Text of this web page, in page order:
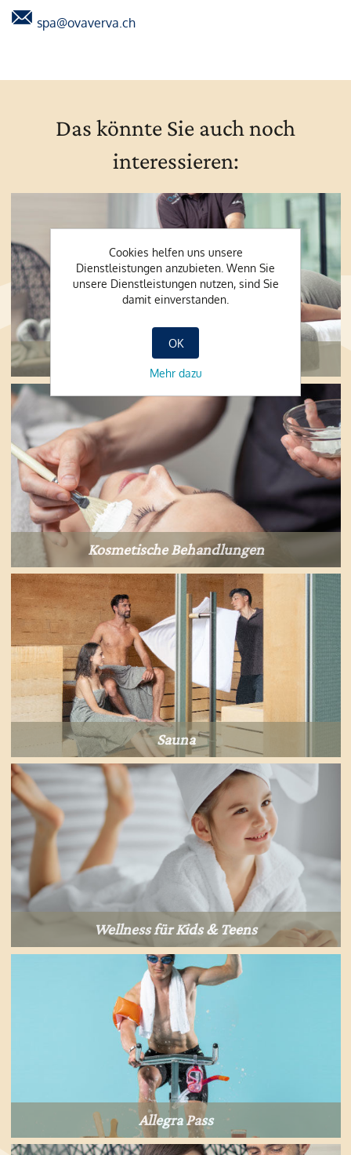
spa@ovaverva.ch
Das könnte Sie auch noch
interessieren:
Massagen und Peelings
Kosmetische Behandlungen
Sauna
Wellness für Kids & Teens
Allegra Pass
Cookies helfen uns unsere
Dienstleistungen anzubieten. Wenn Sie
unsere Dienstleistungen nutzen, sind Sie
damit einverstanden.
OK
Mehr dazu